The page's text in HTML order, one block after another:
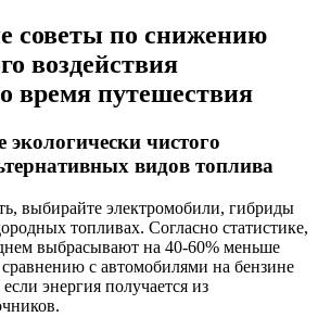
советы по снижению
воздействия
время путешествия
экологически чистого
видов топлива
выбирайте электромобили, гибриды
топливах. Согласно статистике,
выбрасывают на 40-60% меньше
с автомобилями на бензине
энергия получается из